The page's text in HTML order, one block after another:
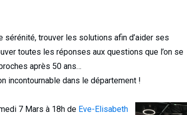
sérénité, trouver les solutions afin d’aider ses
toutes les réponses aux questions que l’on se
après 50 ans…
incontournable dans le département !
7 Mars à 18h de Eve-Elisabeth